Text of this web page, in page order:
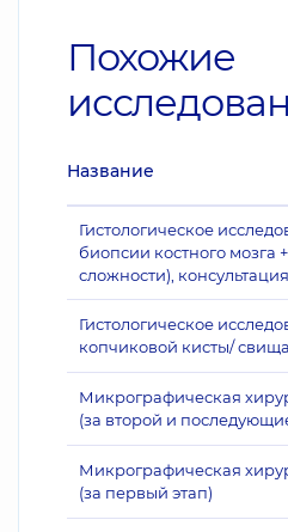
Похожие
Название
Гистологическое
биопсии костного мозга
сложности),
Гистологическое
копчиковой кисты/ свища
Микрографическая
(за второй и
Микрографическая
(за первый этап)